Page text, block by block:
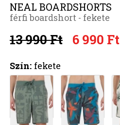
NEAL BOARDSHORTS
férfi boardshort - fekete
13 990 Ft 6 990 Ft
Szín: fekete